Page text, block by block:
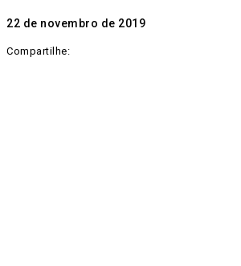
22 de novembro de 2019
Compartilhe: